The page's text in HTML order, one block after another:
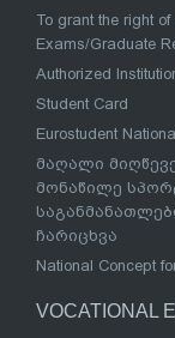
To grant the right
Exams/Graduate
Authorized
Student Card
Eurostudent
მაღალი
მონაწილე
ჩარიცხვა
National Concept
VOCATIONAL